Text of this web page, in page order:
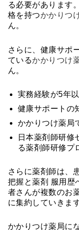
る必要があります
格を持つかかりつ
ん。
さらに、健康サポ
ているかかりつけ
ん。
実務経験が5年
健康サポートの
かかりつけ薬局
日本薬剤師研修
る薬剤師研修プ
さらに薬剤師は、
把握と薬剤 服用歴
者さんが複数のお
に集約していきます
かかりつけ薬局に